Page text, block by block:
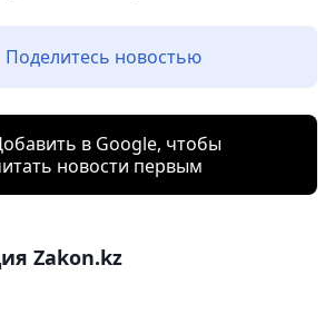
Поделитесь новостью
в Google, чтобы
новости первым
Zakon.kz